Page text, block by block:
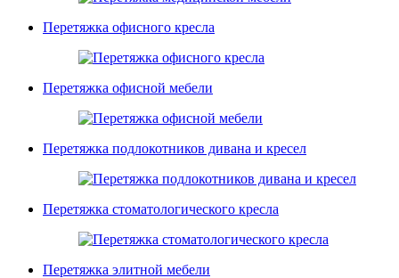
Перетяжка офисного кресла
Перетяжка офисной мебели
Перетяжка подлокотников дивана и кресел
Перетяжка стоматологического кресла
Перетяжка элитной мебели